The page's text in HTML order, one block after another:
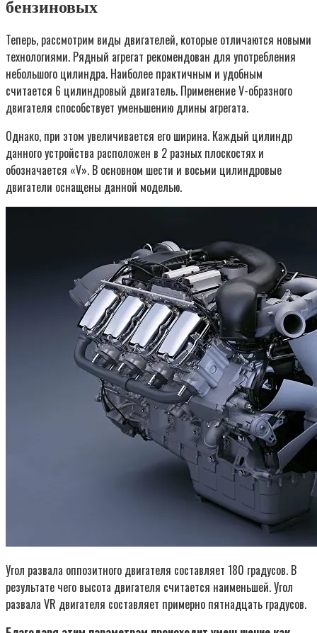
бензиновых
Теперь, рассмотрим виды двигателей, которые отличаются новыми
технологиями. Рядный агрегат рекомендован для употребления
небольшого цилиндра. Наиболее практичным и удобным
считается 6 цилиндровый двигатель. Применение V-образного
двигателя способствует уменьшению длины агрегата.
Однако, при этом увеличивается его ширина. Каждый цилиндр
данного устройства расположен в 2 разных плоскостях и
обозначается «V». В основном шести и восьми цилиндровые
двигатели оснащены данной моделью.
Угол развала оппозитного двигателя составляет 180 градусов. В
результате чего высота двигателя считается наименьшей. Угол
развала VR двигателя составляет примерно пятнадцать градусов.